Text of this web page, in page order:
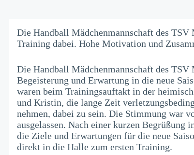
Die Handball Mädchenmannschaft des
Training dabei. Hohe Motivation und
Die Handball Mädchenmannschaft des
Begeisterung und Erwartung in die neue
waren beim Trainingsauftakt in der
und Kristin, die lange Zeit
nehmen, dabei zu sein. Die Stimmung war
ausgelassen. Nach einer kurzen Begrüßung
die Ziele und Erwartungen für die neue
direkt in die Halle zum ersten Training.